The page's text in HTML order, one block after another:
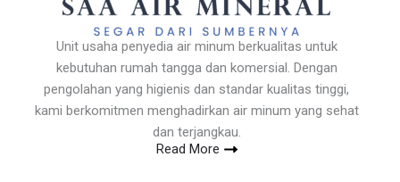
Unit usaha penyedia air minum berkualitas untuk
kebutuhan rumah tangga dan komersial. Dengan
pengolahan yang higienis dan standar kualitas tinggi,
kami berkomitmen menghadirkan air minum yang sehat
dan terjangkau.
Read More